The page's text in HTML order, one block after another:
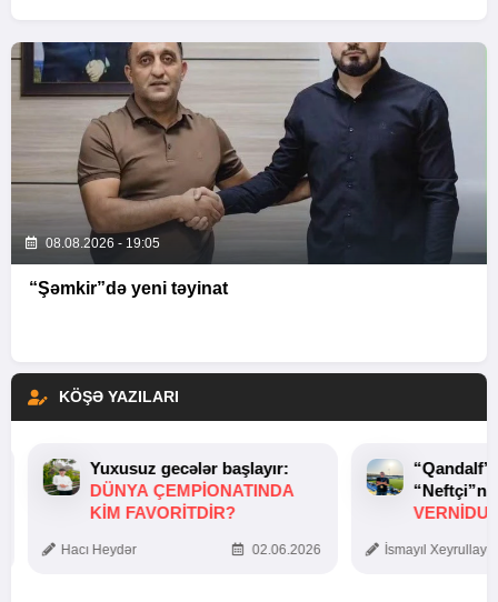
08.08.2026 - 19:05
“Şəmkir”də yeni təyinat
KÖŞƏ YAZILARI
Yuxusuz gecələr başlayır:
DÜNYA ÇEMPIONATINDA
KIM FAVORITDIR?
Hacı Heydər 02.06.2026 İsmayıl